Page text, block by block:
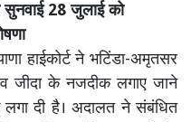
सुनवाई 28 जुलाई को
हाईकोर्ट ने भटिंडा-अमृतसर
जीदा के नजदीक लगाए जाने
लगा दी है। अदालत ने संबंधित